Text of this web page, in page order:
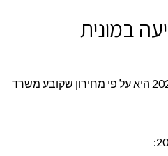
במונית
עלות נסיעה במונית לנתב"ג 2023 היא על פי מחירון שקובע משרד